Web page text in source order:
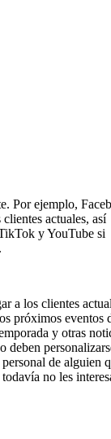
Por ejemplo,
actuales, así
y YouTube si
a los clientes
próximos eventos
y otras
deben
de alguien
no les